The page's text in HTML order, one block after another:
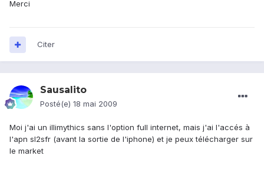
Merci
Citer
Sausalito
Posté(e) 18 mai 2009
Moi j'ai un illimythics sans l'option full internet, mais j'ai l'accés à
l'apn sl2sfr (avant la sortie de l'iphone) et je peux télécharger sur
le market